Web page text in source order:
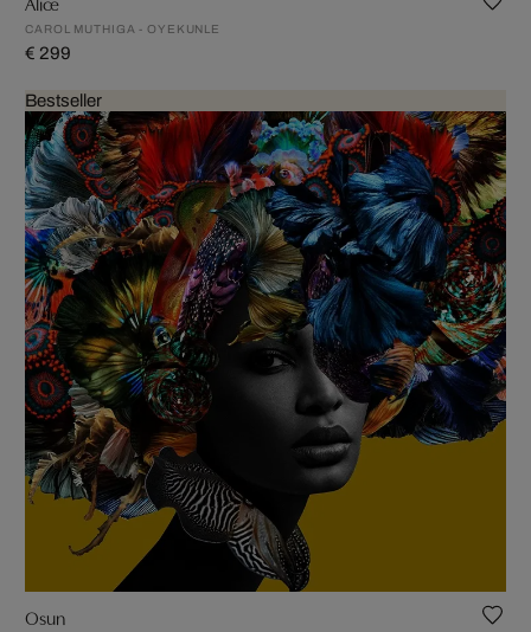
CAROL MUTHIGA - OYEKUNLE
€ 299
Bestseller
Osun